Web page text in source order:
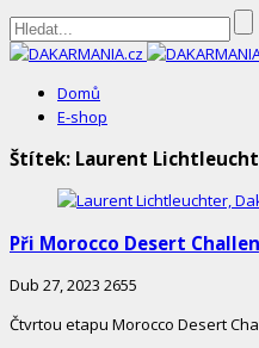
DAKARMANIA.cz
Domů
E-shop
Štítek: Laurent
Při Morocco Desert
Dub 27, 2023 2655
Čtvrtou etapu Morocco Desert